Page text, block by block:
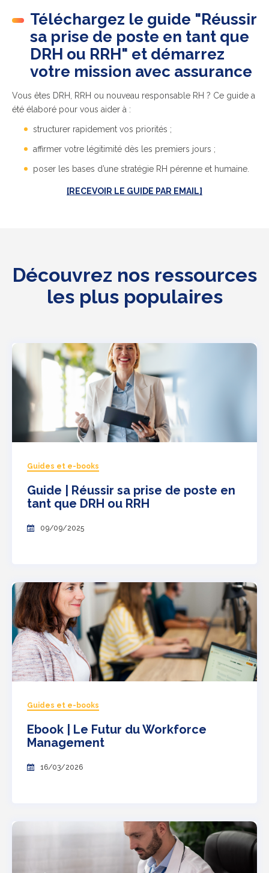
Téléchargez le guide "Réussir
sa prise de poste en tant que
DRH ou RRH" et démarrez
votre mission avec assurance
Vous êtes DRH, RRH ou nouveau responsable RH ? Ce guide a
été élaboré pour vous aider à :
structurer rapidement vos priorités ;
affirmer votre légitimité dès les premiers jours ;
poser les bases d’une stratégie RH pérenne et humaine.
[RECEVOIR LE GUIDE PAR EMAIL]
Découvrez nos ressources
les plus populaires
Guides et e-books
Guide | Réussir sa prise de poste en
tant que DRH ou RRH
09/09/2025
Guides et e-books
Ebook | Le Futur du Workforce
Management
16/03/2026